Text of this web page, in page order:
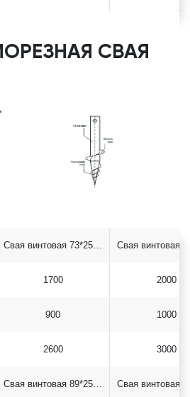
СВАЯ
1700
900
2600
2000
1000
3000